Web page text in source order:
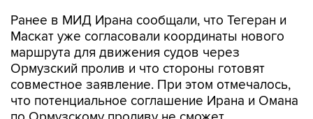
Ранее в МИД Ирана сообщали, что Тегеран и
Маскат уже согласовали координаты нового
маршрута для движения судов через
Ормузский пролив и что стороны готовят
совместное заявление. При этом отмечалось,
что потенциальное соглашение Ирана и Омана